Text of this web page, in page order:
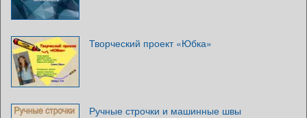
Творческий проект «Юбка»
Ручные строчки и машинные швы